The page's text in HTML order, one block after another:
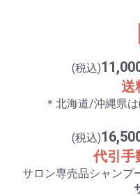
(税込)
送
＊北海道/沖縄県
(税込)
代引手
サロン専売品シャンプ